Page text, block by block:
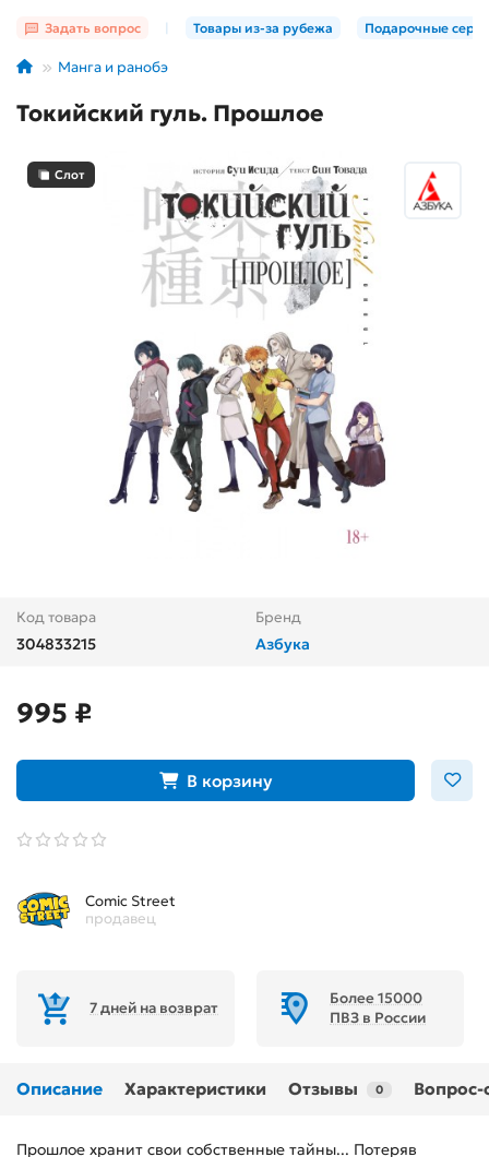
Задать вопрос Товары из-за рубежа Подарочные
Манга и ранобэ
Токийский гуль. Прошлое
Слот
Код товара
304833215
Бренд
Азбука
995 ₽
В корзину
Comic Street
продавец
7 дней на возврат
Более 15000
ПВЗ в России
Описание Характеристики Отзывы 0 Вопрос-
Прошлое хранит свои собственные тайны... Потеряв